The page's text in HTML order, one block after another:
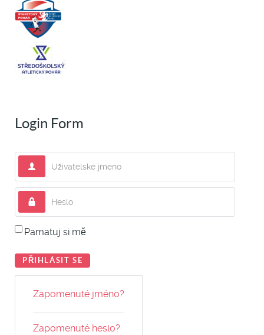
Login Form
Uživatelské jméno
Heslo
Pamatuj si mě
PŘIHLÁSIT SE
Zapomenuté jméno?
Zapomenuté heslo?